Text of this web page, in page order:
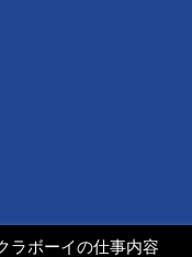
ラボーイの仕事内容